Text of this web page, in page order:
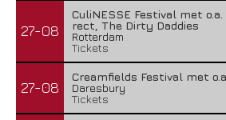
27-08
CuliNESSE Festival met
rect, The Dirty Daddies
Rotterdam
Tickets
27-08
Creamfields Festival met
Daresbury
Tickets